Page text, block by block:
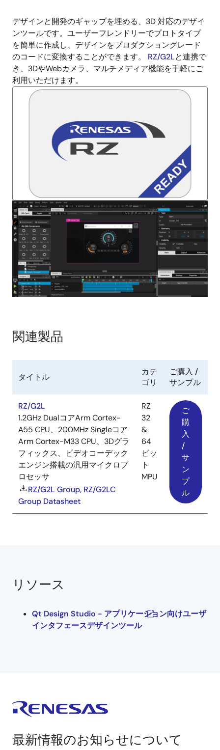
説
明
デザインと開発のギャップを埋める、3D 対応のデザイ
ンツールです。ユーザーフレンドリーでプロトタイプ
を簡単に作成し、デザインをプロダクショングレード
のコードに変換することができます。 RZ/G2Lと連携で
き、3DやWebカメラ、マルチメディア機能を手軽にご
利用いただけます。
画
像
関連製品
タイトル
カテ
ゴリ
ご購入 /
サンプル
RZ/G2L
1.2GHz DualコアArm Cortex-
A55 CPU、200MHz Singleコア
Arm Cortex-M33 CPU、3Dグラ
フィックス、ビデオコーデック
エンジン搭載の汎用マイクロプ
ロセッサ
RZ/G2L Group, RZ/G2LC
Group Datasheet
RZ
32
&
64
ビッ
ト
MPU
ご
購
入
/
サ
ン
プ
ル
リソース
Qt Design Studio - アプリケーション向けユーザ
インタフェースデザインツール
最新情報のお知らせについて